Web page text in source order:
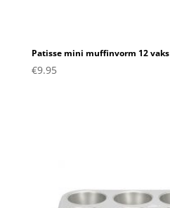
Patisse mini muffinvorm 12 vaks
€9.95